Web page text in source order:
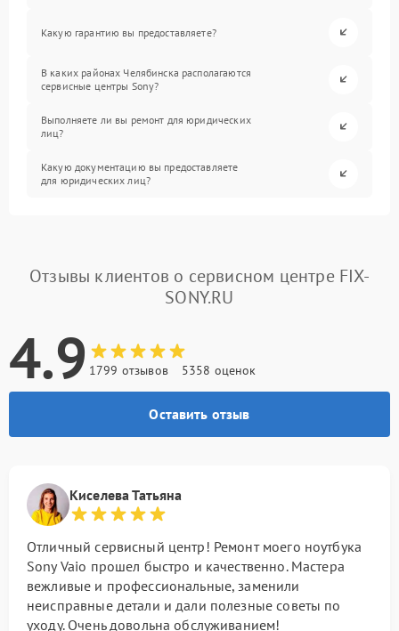
Какую гарантию вы предоставляете?
В каких районах Челябинска располагаются
сервисные центры Sony?
Выполняете ли вы ремонт для юридических
лиц?
Какую документацию вы предоставляете
для юридических лиц?
Отзывы клиентов о сервисном центре FIX-
SONY.RU
4.9 1799 отзывов 5358 оценок
Оставить отзыв
Киселева Татьяна
Отличный сервисный центр! Ремонт моего ноутбука
Sony Vaio прошел быстро и качественно. Мастера
вежливые и профессиональные, заменили
неисправные детали и дали полезные советы по
уходу. Очень довольна обслуживанием!